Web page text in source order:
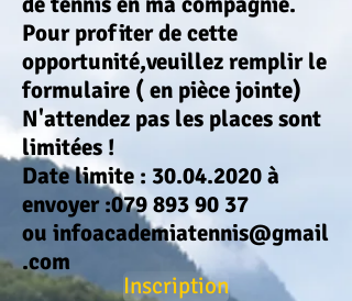
Pour profiter de cette
opportunité,veuillez remplir le
formulaire ( en pièce jointe)
N'attendez pas les places sont
limitées !
Date limite : 30.04.2020à
envoyer :079 893 90 37
ou infoacademiatennis@gmail
.com
Inscription